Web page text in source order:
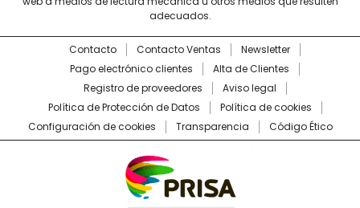
adecuados.
Contacto Contacto Ventas
Newsletter
Pago electrónico clientes
Alta de Clientes
Registro de proveedores
Aviso legal
Política de Protección de Datos
Política de cookies
Configuración de cookies
Transparencia Código Ético